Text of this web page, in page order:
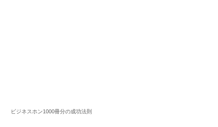
ビジネスホン1000冊分の成功法則